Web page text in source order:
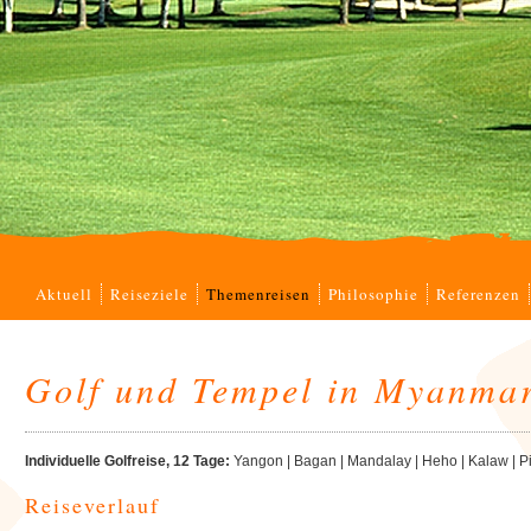
Navigation
Aktuell Reiseziele Themenreisen Philosophie Referenzen
Golf und Tempel in
Individuelle Golfreise, 12 Tage: Yangon | Bagan | Mandalay | Heho | Kalaw |
Reiseverlauf